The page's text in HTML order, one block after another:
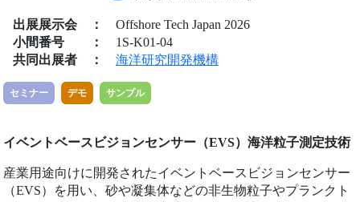
出展展示会 ： Offshore Tech Japan 2026
小間番号
： 1S-K01-04
共同出展者 ： 海洋研究開発機構
セミナー デモ サンプル
イベントベースビジョンセンサー（EVS）海洋粒子測定技術
産業用途向けに開発されたイベントベースビジョンセンサー
（EVS）を用い、砂や凝集体などの非生物粒子やプランクト